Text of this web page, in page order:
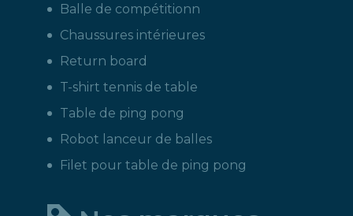
Balle de compétitionn
Chaussures intérieures
Return board
T-shirt tennis de table
Table de ping pong
Robot lanceur de balles
Filet pour table de ping pong